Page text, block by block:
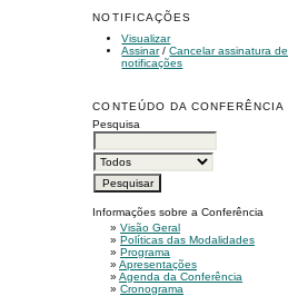
NOTIFICAÇÕES
Visualizar
Assinar/Cancelar assinatura de
notificações
CONTEÚDO DA CONFERÊNCIA
Pesquisa
Informações sobre a Conferência
»Visão Geral
»Políticas das Modalidades
»Programa
»Apresentações
»Agenda da Conferência
»Cronograma